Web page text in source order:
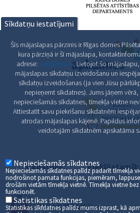
Sīkdatnes
Sīkdatņu iestatījumi
Šīs mājaslapas pārzinis ir Rīgas domes
kura pārziņā ir šī mājaslapa,
adrese: pad@riga.lv. Lietojot šo
mājaslapas sīkdatņu izveidošanu un
sīkdatņu izveidošanas (ja vien Jūsu
nepieņemt sīkdatnes). Jums jāņem
nepieciešamās sīkdatnes, tīmekļa vietne
Attiestatīt savu piekrišanu sīkdatnēm
atrodas mājaslapas kājenē. Papildus
veidotajām sīkdatnēm apskatāma
Nepieciešamās sīkdatnes
Nepieciešamās sīkdatnes palīdz padarīt tīmekļa
nodrošinot pamata funkcijas, piemēram,
drošām vietām tīmekļa vietnē. Tīmekļa vietne
funkcionēt.
Satistikas sīkdatnes
Statistikas sīkfdatnes palīdz mums izprast, kā